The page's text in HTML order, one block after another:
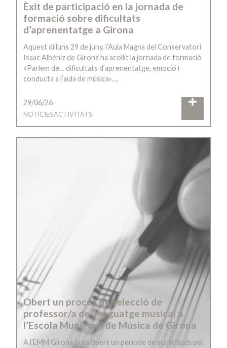
Èxit de participació en la jornada de
formació sobre dificultats
d’aprenentatge a Girona
Aquest dilluns 29 de juny, l’Aula Magna del Conservatori
Isaac Albéniz de Girona ha acollit la jornada de formació
«Parlem de… dificultats d’aprenentatge, emoció i
conducta a l’aula de música»….
29/06/26
NOTÍCIES ACTIVITATS
Obert un procés de selecció de
professor/a de llenguatge musical a
l’Escola Municipal de Música de Girona
A l’EMM Girona hi ha obert un període de sol·licituds pel